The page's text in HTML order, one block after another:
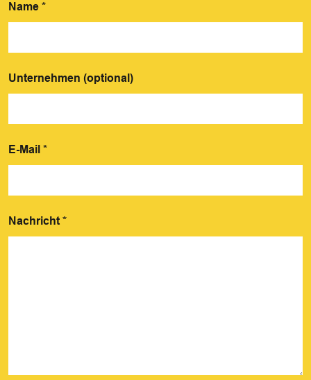
Name *
Unternehmen (optional)
E-Mail *
Nachricht *